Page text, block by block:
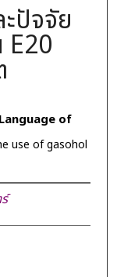
ปัจจัย
E20
of
use of gasohol